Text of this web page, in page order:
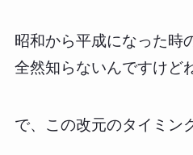
昭和から平成になった時
全然知らないんですけど
で、この改元のタイミン